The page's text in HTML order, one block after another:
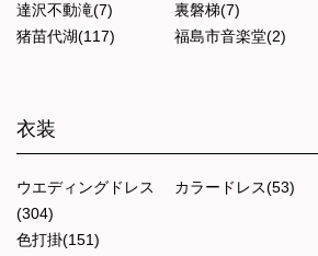
達沢不動滝(7)
裏磐梯(7)
猪苗代湖(117)
福島市音楽堂(2)
衣装
ウエディングドレス
(304)
カラードレス(53)
色打掛(151)